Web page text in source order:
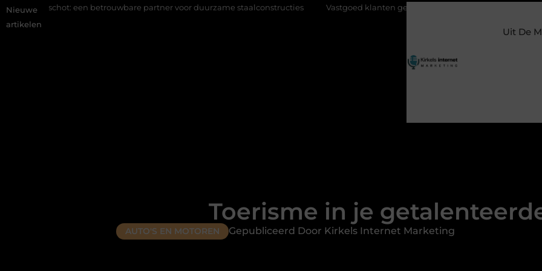
Nieuwe
artikelen
een betrouwbare partner voor duurzame staalconstructies Vastgoed klanten genereren met online marketing: zo trek je meer
Uit De
Toerisme in je
AUTO'S EN MOTOREN Gepubliceerd Door Kirkels Internet Marketing